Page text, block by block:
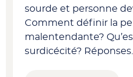
sourde et personne
Comment définir la
malentendante?
surdicécité? Réponses.